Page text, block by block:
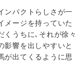
ンパクトらしさが一
メージを持っていた
くうちに､それが徐々
影響を出しやすいと
が出てくるように思